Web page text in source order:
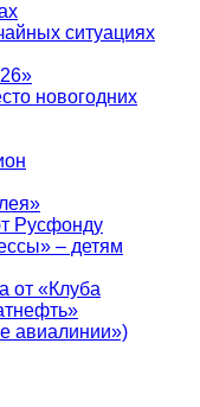
ситуациях
новогодних
Русфонду
– детям
от «Клуба
авиалинии»)